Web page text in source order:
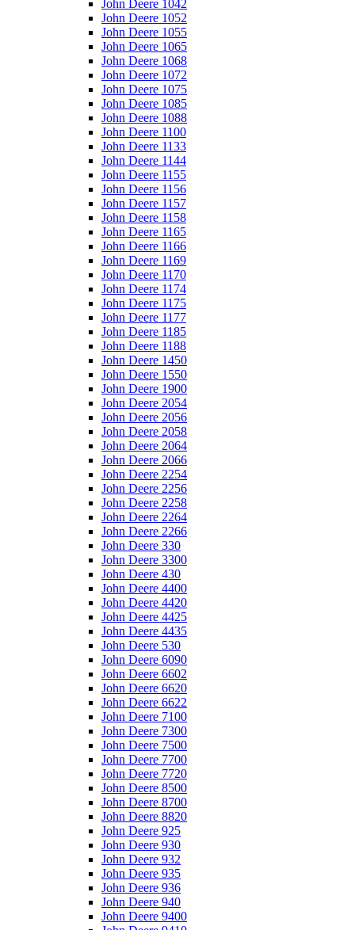
John Deere 1042
John Deere 1052
John Deere 1055
John Deere 1065
John Deere 1068
John Deere 1072
John Deere 1075
John Deere 1085
John Deere 1088
John Deere 1100
John Deere 1133
John Deere 1144
John Deere 1155
John Deere 1156
John Deere 1157
John Deere 1158
John Deere 1165
John Deere 1166
John Deere 1169
John Deere 1170
John Deere 1174
John Deere 1175
John Deere 1177
John Deere 1185
John Deere 1188
John Deere 1450
John Deere 1550
John Deere 1900
John Deere 2054
John Deere 2056
John Deere 2058
John Deere 2064
John Deere 2066
John Deere 2254
John Deere 2256
John Deere 2258
John Deere 2264
John Deere 2266
John Deere 330
John Deere 3300
John Deere 430
John Deere 4400
John Deere 4420
John Deere 4425
John Deere 4435
John Deere 530
John Deere 6090
John Deere 6602
John Deere 6620
John Deere 6622
John Deere 7100
John Deere 7300
John Deere 7500
John Deere 7700
John Deere 7720
John Deere 8500
John Deere 8700
John Deere 8820
John Deere 925
John Deere 930
John Deere 932
John Deere 935
John Deere 936
John Deere 940
John Deere 9400